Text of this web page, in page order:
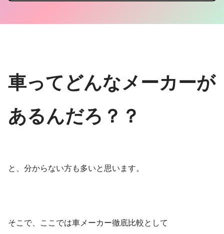
車ってどんなメーカーが
あるんだろ？？
と、分からない方も多いと思います。
そこで、ここでは車メーカー徹底比較として